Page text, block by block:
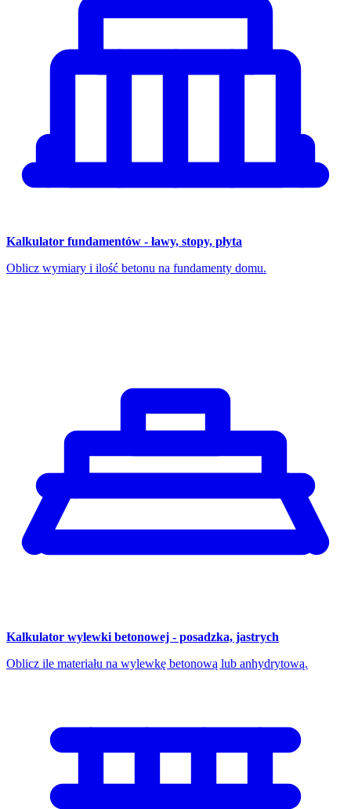
Kalkulator fundamentów - ławy, stopy, płyta
Oblicz wymiary i ilość betonu na fundamenty domu.
Kalkulator wylewki betonowej - posadzka, jastrych
Oblicz ile materiału na wylewkę betonową lub anhydrytową.